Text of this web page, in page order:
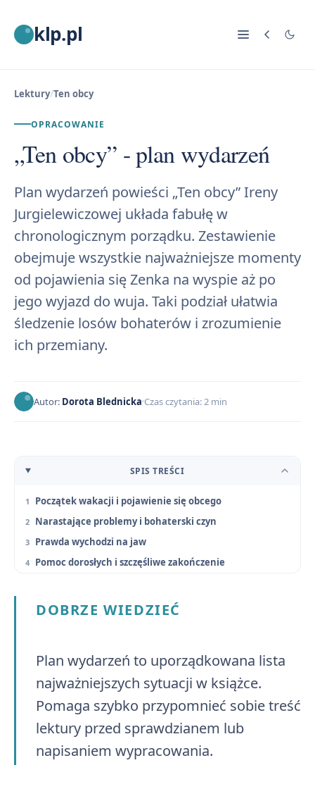
klp.pl
Lektury/Ten obcy
OPRACOWANIE
„Ten obcy” - plan wydarzeń
Plan wydarzeń powieści „Ten obcy” Ireny
Jurgielewiczowej układa fabułę w
chronologicznym porządku. Zestawienie
obejmuje wszystkie najważniejsze momenty
od pojawienia się Zenka na wyspie aż po
jego wyjazd do wuja. Taki podział ułatwia
śledzenie losów bohaterów i zrozumienie
ich przemiany.
Autor: Dorota Blednicka Czas czytania: 2 min
SPIS TREŚCI
Początek wakacji i pojawienie się obcego
Narastające problemy i bohaterski czyn
Prawda wychodzi na jaw
Pomoc dorosłych i szczęśliwe zakończenie
DOBRZE WIEDZIEĆ
Plan wydarzeń to uporządkowana lista
najważniejszych sytuacji w książce.
Pomaga szybko przypomnieć sobie treść
lektury przed sprawdzianem lub
napisaniem wypracowania.